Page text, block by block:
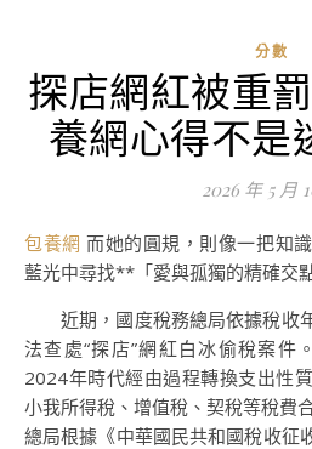
分數
探店網紅被重
養網心得不是
2026 年 5 月
包養網 而她的圓規，則像一把知
藍光中尋找**「愛與孤獨的精確交
近期，國度稅務總局依據稅收
法查處“探店”網紅白冰偷稅案件
2024年時代經由過程轉換支出性
小我所得稅、增值稅、契稅等稅費
總局根據《中華國民共和國稅收征